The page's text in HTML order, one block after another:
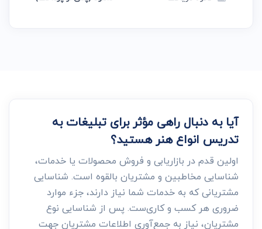
آیا به دنبال راهی مؤثر برای تبلیغات به
تدریس انواع هنر هستید؟
اولین قدم در بازاریابی و فروش محصولات یا خدمات،
شناسایی مخاطبین و مشتریان بالقوه است. شناسایی
مشتریانی که به خدمات شما نیاز دارند، جزء موارد
ضروری هر کسب و کاری‌ست. پس از شناسایی نوع
مشتریان، نیاز به جمع‌آوری اطلاعات مشتریان جهت